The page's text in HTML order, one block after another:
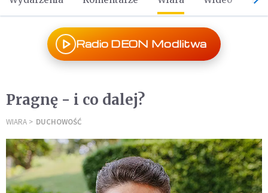
Radio DEON Modlitwa
Pragnę - i co dalej?
WIARA DUCHOWOŚĆ